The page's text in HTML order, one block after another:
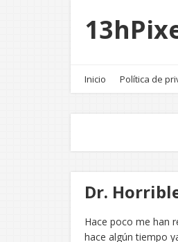
Inicio Política de
Dr.
Hace poco me han
hace algún tiempo